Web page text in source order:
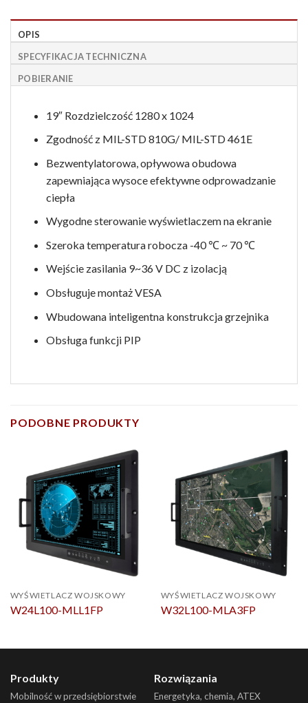
OPIS
SPECYFIKACJA TECHNICZNA
POBIERANIE
19″ Rozdzielczość 1280 x 1024
Zgodność z MIL-STD 810G/ MIL-STD 461E
Bezwentylatorowa, opływowa obudowa
zapewniająca wysoce efektywne odprowadzanie
ciepła
Wygodne sterowanie wyświetlaczem na ekranie
Szeroka temperatura robocza -40 ℃ ~ 70 ℃
Wejście zasilania 9~36 V DC z izolacją
Obsługuje montaż VESA
Wbudowana inteligentna konstrukcja grzejnika
Obsługa funkcji PIP
PODOBNE PRODUKTY
WYŚWIETLACZ WOJSKOWY
W24L100-MLL1FP
WYŚWIETLACZ WOJSKOWY
W32L100-MLA3FP
Produkty
Mobilność w przedsiębiorstwie
Rozwiązania
Energetyka, chemia, ATEX